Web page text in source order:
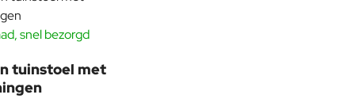
snel bezorgd
tuinstoel met